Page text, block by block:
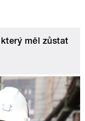
měl zůstat